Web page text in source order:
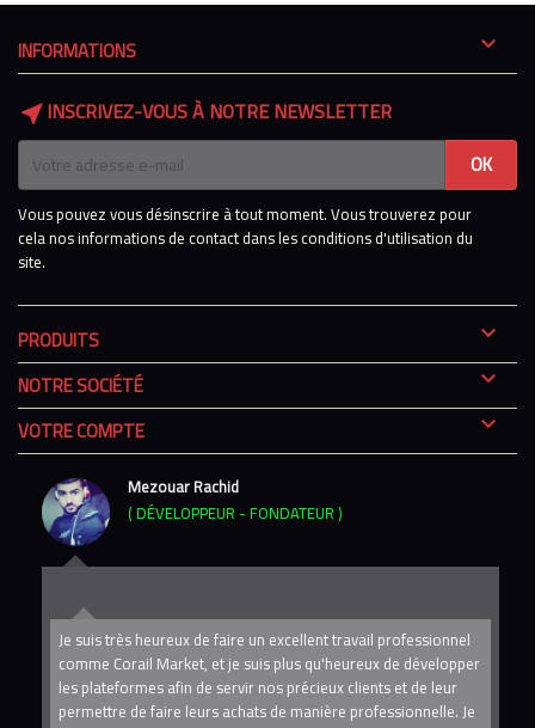
INFORMATIONS 
near_meINSCRIVEZ-VOUS À NOTRE NEWSLETTER
Vous pouvez vous désinscrire à tout moment. Vous trouverez pour
cela nos informations de contact dans les conditions d'utilisation du
site.
PRODUITS 
NOTRE SOCIÉTÉ 
VOTRE COMPTE 
Mezouar Rachid
( DÉVELOPPEUR - FONDATEUR )
Je suis très heureux de faire un excellent travail professionnel
comme Corail Market, et je suis plus qu'heureux de développer
les plateformes afin de servir nos précieux clients et de leur
permettre de faire leurs achats de manière professionnelle. Je